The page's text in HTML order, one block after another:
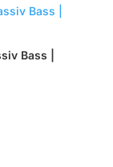
Bass |